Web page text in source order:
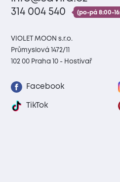
314 004 540
(po-pá 8:00-
VIOLET MOON s.r.o.
Průmyslová 1472/11
102 00 Praha 10 - Hostivař
Facebook
TikTok